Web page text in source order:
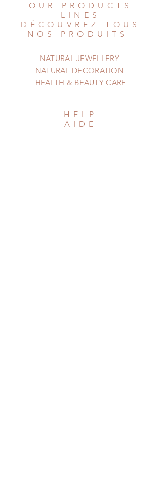
OUR PRODUCTS
LINES
DÉCOUVREZ TOUS
NOS PRODUITS
NATURAL JEWELLERY
NATURAL DECORATION
HEALTH & BEAUTY CARE
HELP
AIDE